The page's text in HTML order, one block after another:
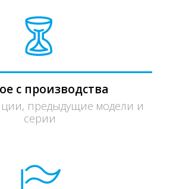
с производства
предыдущие модели и
серии